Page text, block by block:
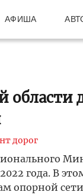
АФИША
области
дорог
года. В
опорной